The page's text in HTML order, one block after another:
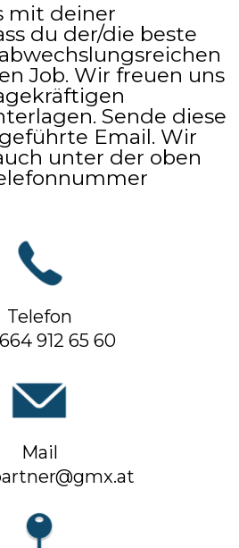
mit deiner
du der/die beste
Job. Wir freuen uns
Sende diese
Email. Wir
unter der oben
Telefon
912 65 60
Mail